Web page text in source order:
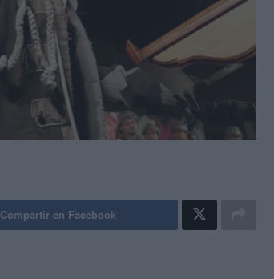
Compartir en Facebook